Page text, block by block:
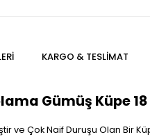
KARGO & TESLIMAT
Gümüş Küpe
ve Çok Naif Duruşu Olan Bir